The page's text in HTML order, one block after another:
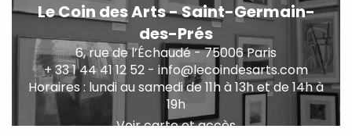
Le Coin des Arts - Saint-Germain-
des-Prés
6, rue de l’Échaudé - 75006 Paris
+ 33 1 44 41 12 52 - info@lecoindesarts.com
Horaires : lundi au samedi de 11h à 13h et de 14h à
19h
Voir carte et accès